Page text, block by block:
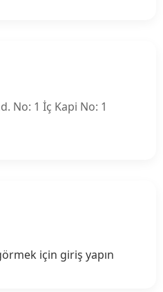
No: 1 İç Kapi No: 1
için giriş yapın